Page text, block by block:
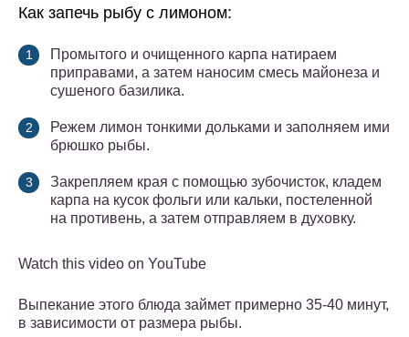
Как запечь рыбу с лимоном:
Промытого и очищенного карпа натираем
приправами, а затем наносим смесь майонеза и
сушеного базилика.
Режем лимон тонкими дольками и заполняем ими
брюшко рыбы.
Закрепляем края с помощью зубочисток, кладем
карпа на кусок фольги или кальки, постеленной
на противень, а затем отправляем в духовку.
Watch this video on YouTube
Выпекание этого блюда займет примерно 35-40 минут,
в зависимости от размера рыбы.